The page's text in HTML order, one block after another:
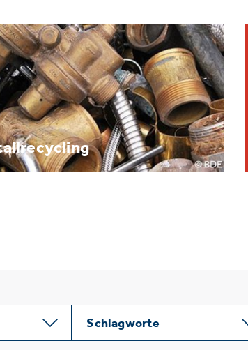
Batterie
Schlagworte